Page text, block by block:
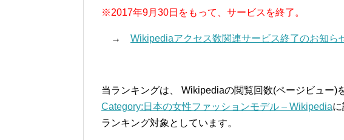
※2017年9月30日をもって、サービスを終了。
→ Wikipediaアクセス数関連サービス終了のお知ら
当ランキングは、 Wikipediaの閲覧回数(ページビュー)
Category:日本の女性ファッションモデル – Wikipedia
ランキング対象としています。